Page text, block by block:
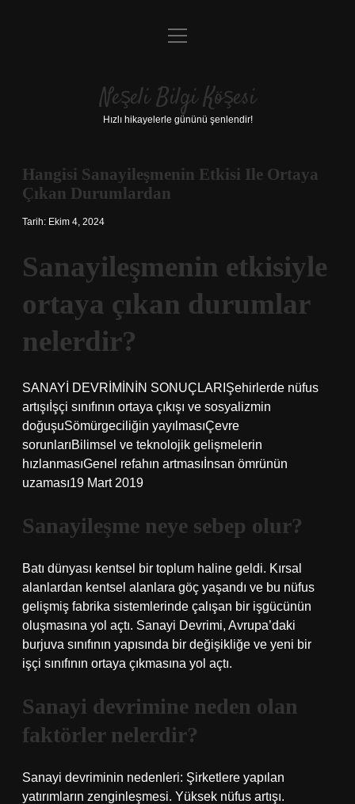
Anasayfa
Yasal Uyarı
menüyü
Neşeli Bilgi Köşesi
Hızlı hikayelerle gününü şenlendir!
Hangisi Sanayileşmenin Etkisi Ile Ortaya
Çıkan Durumlardan
Tarih: Ekim 4, 2024
Sanayileşmenin etkisiyle
ortaya çıkan durumlar
nelerdir?
SANAYİ DEVRİMİNİN SONUÇLARIŞehirlerde nüfus
artışıİşçi sınıfının ortaya çıkışı ve sosyalizmin
doğuşuSömürgeciliğin yayılmasıÇevre
sorunlarıBilimsel ve teknolojik gelişmelerin
hızlanmasıGenel refahın artmasıİnsan ömrünün
uzaması19 Mart 2019
Sanayileşme neye sebep olur?
Batı dünyası kentsel bir toplum haline geldi. Kırsal
alanlardan kentsel alanlara göç yaşandı ve bu nüfus
gelişmiş fabrika sistemlerinde çalışan bir işgücünün
oluşmasına yol açtı. Sanayi Devrimi, Avrupa’daki
burjuva sınıfının yapısında bir değişikliğe ve yeni bir
işçi sınıfının ortaya çıkmasına yol açtı.
Sanayi devrimine neden olan
faktörler nelerdir?
Sanayi devriminin nedenleri: Şirketlere yapılan
yatırımların zenginleşmesi. Yüksek nüfus artışı.